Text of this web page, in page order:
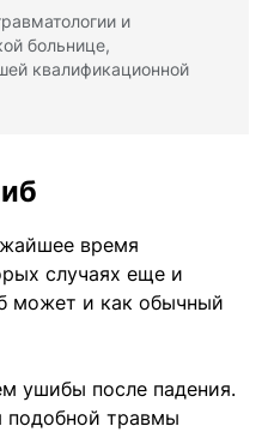
и
больнице,
квалификационной
время
случаях еще и
может и как обычный
ушибы после падения.
подобной травмы